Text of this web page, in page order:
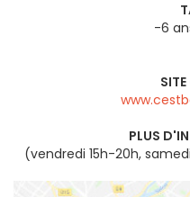
-6
PLUS
(vendredi 15h-20h,